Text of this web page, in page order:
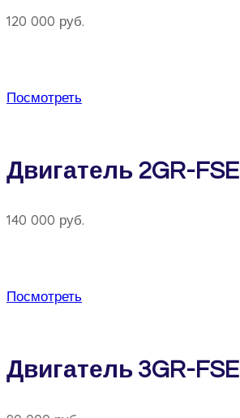
120 000 руб.
Посмотреть
Двигатель 2GR-FSE
140 000 руб.
Посмотреть
Двигатель 3GR-FSE